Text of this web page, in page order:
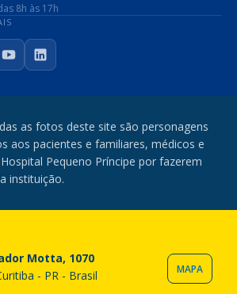
8h às 17h
YouTubeLinkedIn
as fotos deste site são personagens
aos pacientes e familiares, médicos e
Pequeno Príncipe por fazerem
instituição.
Motta, 1070
- PR - Brasil
MAPA